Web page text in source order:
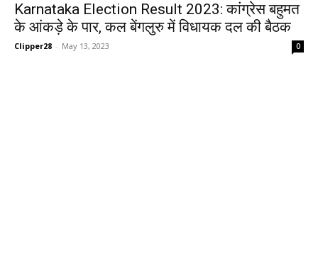
Karnataka Election Result 2023: कांग्रेस बहुमत
के आंकड़े के पार, कल बेंगलुरु में विधायक दल की बैठक
Clipper28 - May 13, 2023 0